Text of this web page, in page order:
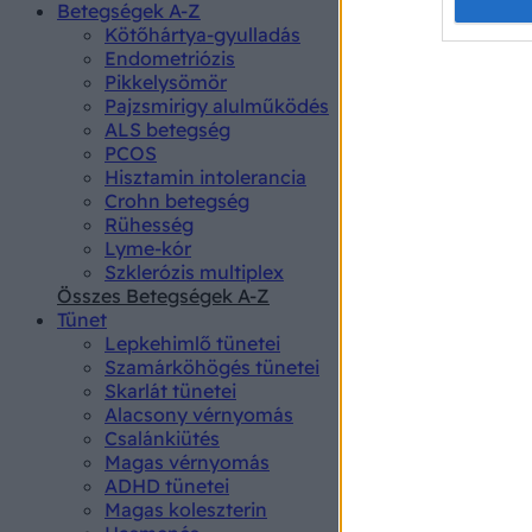
Betegségek A-Z
Kötőhártya-gyulladás
Endometriózis
Pikkelysömör
Pajzsmirigy alulműködés
ALS betegség
PCOS
Hisztamin intolerancia
Crohn betegség
Rühesség
Lyme-kór
Szklerózis multiplex
Összes Betegségek A-Z
Tünet
Lepkehimlő tünetei
Szamárköhögés tünetei
Skarlát tünetei
Alacsony vérnyomás
Csalánkiütés
Magas vérnyomás
ADHD tünetei
Magas koleszterin